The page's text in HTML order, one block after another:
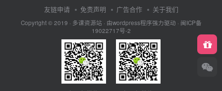
友链申请 免责声明 广告合作 关于我们
Copyright © 2019 · 多课资源站 · 由wordpress程序强力驱动 · 闽ICP备
19022717号-2